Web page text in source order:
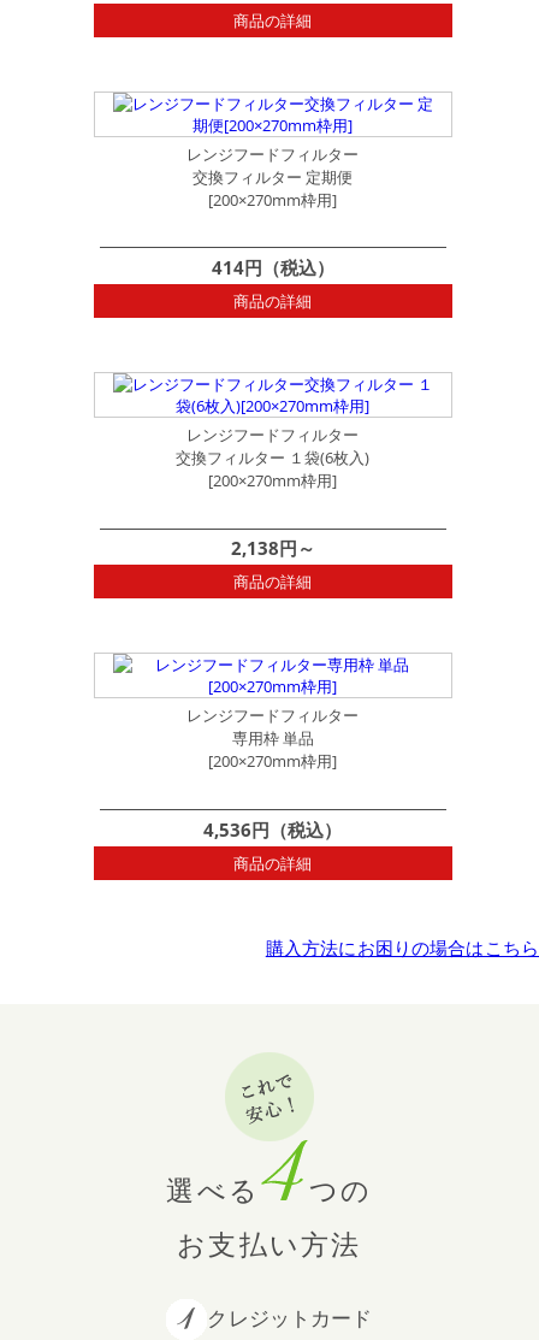
商品の詳細
レンジフードフィルター
交換フィルター 定期便
[200×270mm枠用]
414円（税込）
商品の詳細
レンジフードフィルター
交換フィルター １袋(6枚入)
[200×270mm枠用]
2,138円～
商品の詳細
レンジフードフィルター
専用枠 単品
[200×270mm枠用]
4,536円（税込）
商品の詳細
購入方法にお困りの場合はこちら
選べる
つの
お支払い方法
クレジットカード